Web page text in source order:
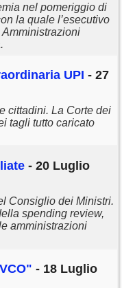
nel pomeriggio di
la quale l’esecutivo
UPI - 27
cittadini. La Corte dei
tagli tutto caricato
- 20 Luglio
Consiglio dei Ministri.
spending review,
amministrazioni
- 18 Luglio